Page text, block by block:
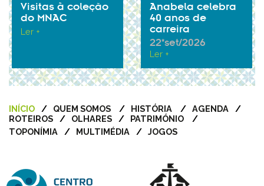
Visitas à coleção
do MNAC
Ler +
Anabela celebra
40 anos de
carreira
22*set/2026
Ler +
INÍCIO QUEM SOMOS HISTÓRIA
AGENDA
ROTEIROS
OLHARES
PATRIMÓNIO
TOPONÍMIA
MULTIMÉDIA JOGOS